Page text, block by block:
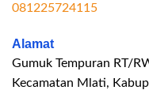
081225724115
Alamat
Gumuk Tempuran RT/
Kecamatan Mlati,